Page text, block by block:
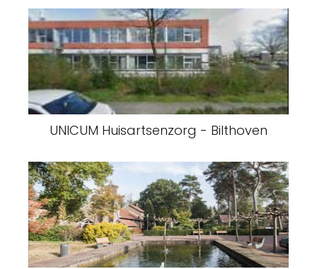
UNICUM Huisartsenzorg - Bilthoven